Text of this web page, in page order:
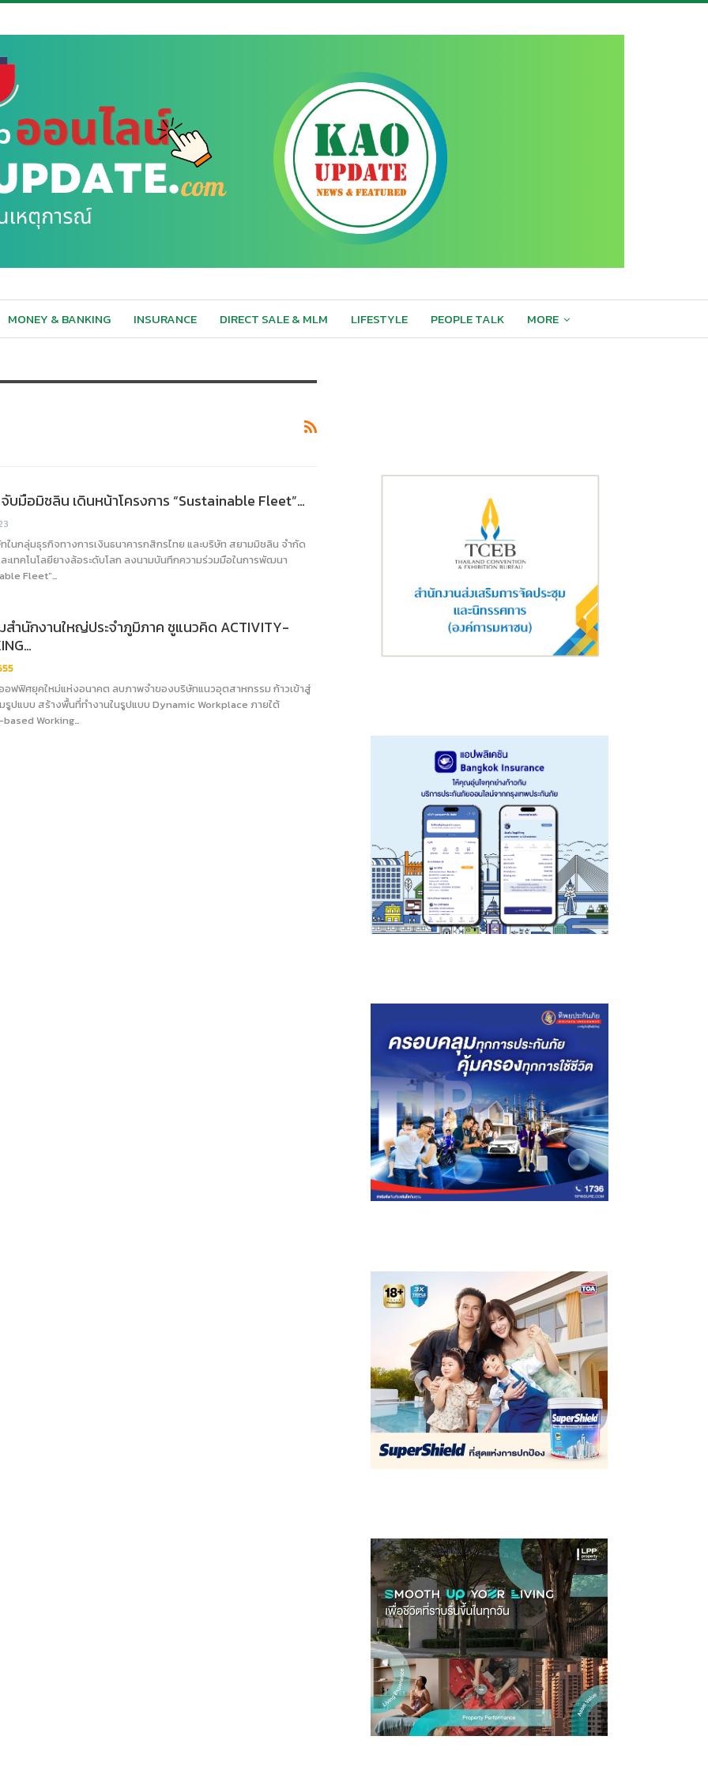
MONEY & BANKING INSURANCE DIRECT SALE & MLM LIFESTYLE PEOPLE TALK MORE
จับมือมิชลิน เดินหน้าโครงการ “Sustainable Fleet”…
ษัทในกลุ่มธุรกิจทางการเงินธนาคารกสิกรไทย และบริษัท สยามมิชลิน จำกัด
เทคโนโลยียางล้อระดับโลก ลงนามบันทึกความร่วมมือในการพัฒนา
Fleet”…
สำนักงานใหญ่ประจำภูมิภาค ชูแนวคิด ACTIVITY-
ฟฟิศยุคใหม่แห่งอนาคต ลบภาพจำของบริษัทแนวอุตสาหกรรม ก้าวเข้าสู่
ปแบบ สร้างพื้นที่ทำงานในรูปแบบ Dynamic Workplace ภายใต้
Working…